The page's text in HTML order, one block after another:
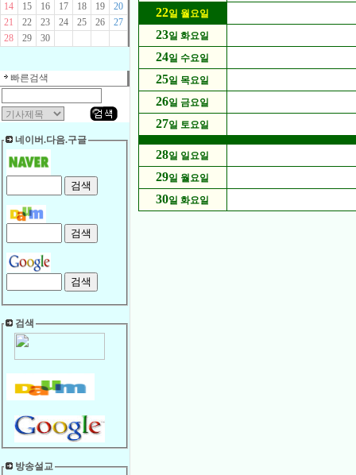
14
15 16 17 18 19
20
21
22 23 24 25 26
27
28
29 30
빠른검색
네이버.다음.구글
검색
방송설교
22일 월요일
23일 화요일
24일 수요일
25일 목요일
26일 금요일
27일 토요일
28일 일요일
29일 월요일
30일 화요일